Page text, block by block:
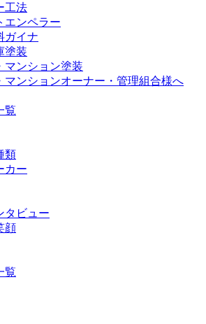
工法
エンペラー
ガイナ
塗装
マンション塗装
マンションオーナー・管理組合様へ
覧
類
カー
タビュー
顔
覧